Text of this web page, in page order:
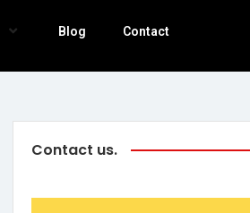
Blog Contact
Contact us.